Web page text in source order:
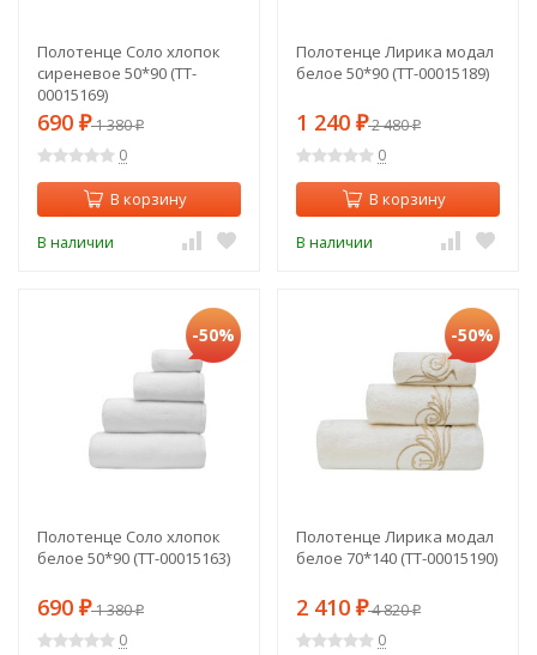
Полотенце Соло хлопок
сиреневое 50*90 (TT-
00015169)
690 ₽1 380₽
0
В корзину
В наличии
Полотенце Лирика модал
белое 50*90 (TT-00015189)
1 240 ₽2 480₽
0
В корзину
В наличии
-50%
Полотенце Соло хлопок
белое 50*90 (TT-00015163)
690 ₽1 380₽
0
-50%
Полотенце Лирика модал
белое 70*140 (TT-00015190)
2 410 ₽4 820₽
0